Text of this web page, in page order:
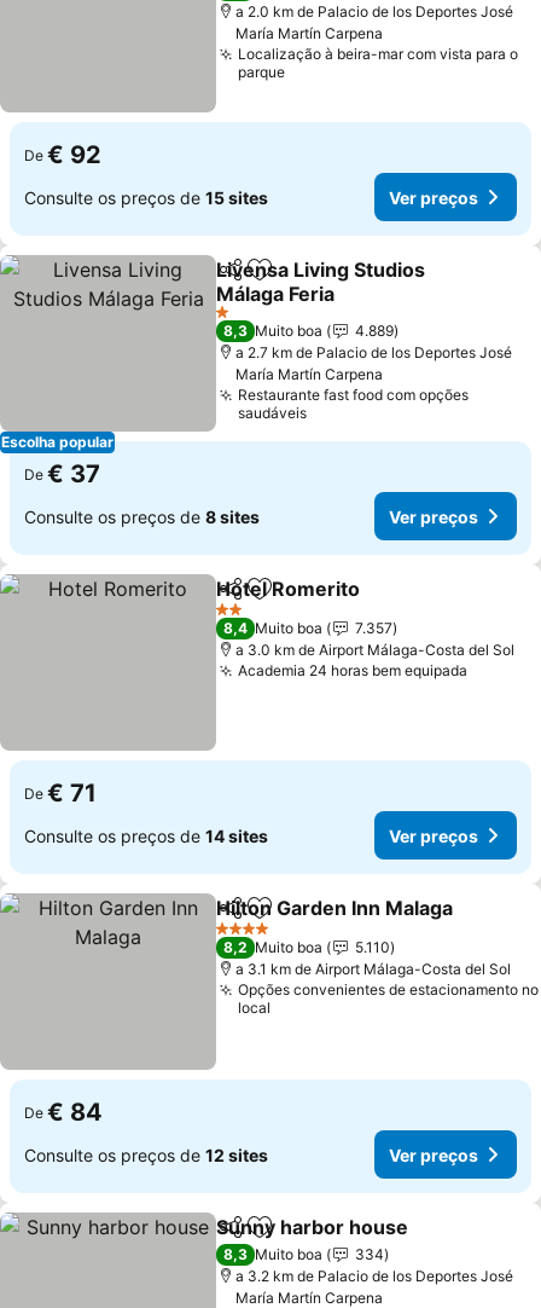
a 2.0 km de Palacio de los Deportes José
María Martín Carpena
Localização à beira-mar com vista para o
parque
De € 92
Consulte os preços de 15 sites Ver preços
Escolha popular
PartilharAdicionar aos favoritos
Livensa Living Studios
Málaga Feria
Ver preços
1 Estrelas
8,3 Muito boa
4.889
a 2.7 km de Palacio de los Deportes José
María Martín Carpena
Restaurante fast food com opções
saudáveis
De € 37
Consulte os preços de 8 sites Ver preços
PartilharAdicionar aos favoritos
Hotel Romerito
2 Estrelas
8,4 Muito boa
7.357
a 3.0 km de Airport Málaga-Costa del Sol
Academia 24 horas bem equipada
De € 71
Consulte os preços de 14 sites Ver preços
PartilharAdicionar aos favoritos
Hilton Garden Inn Malaga
4 Estrelas
8,2 Muito boa
5.110
a 3.1 km de Airport Málaga-Costa del Sol
Opções convenientes de estacionamento no
local
De € 84
Consulte os preços de 12 sites Ver preços
PartilharAdicionar aos favoritos
Sunny harbor house
8,3 Muito boa
334
a 3.2 km de Palacio de los Deportes José
María Martín Carpena